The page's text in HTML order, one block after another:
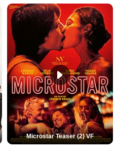
Microstar Teaser (2) VF